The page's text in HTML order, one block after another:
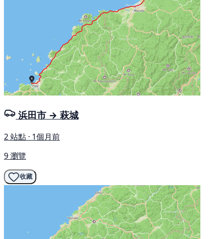
浜田市 → 萩城
2 站點 · 1個月前
9 瀏覽
收藏